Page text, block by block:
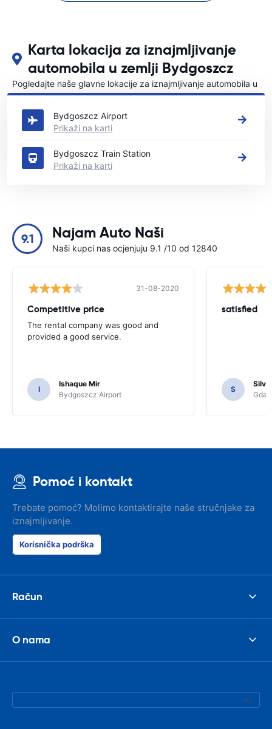
Karta lokacija za iznajmljivanje
automobila u zemlji Bydgoszcz
Pogledajte naše glavne lokacije za iznajmljivanje automobila u
Bydgoszcz
Bydgoszcz Airport
Prikaži na karti
Bydgoszcz Train Station
Prikaži na karti
9.1 Najam Auto Naši
Naši kupci nas ocjenjuju 9.1 /10 od 12840
31-08-2020
Competitive price
The rental company was good and
provided a good service.
I
Ishaque Mir
Bydgoszcz Airport
satisfied
S
Pomoć i kontakt
Trebate pomoć? Molimo kontaktirajte naše stručnjake za
iznajmljivanje.
Korisnička podrška
Račun
O nama